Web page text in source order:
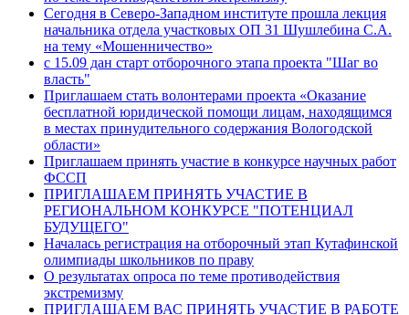
Сегодня в Северо-Западном институте прошла лекция
начальника отдела участковых ОП 31 Шушлебина С.А.
на тему «Мошенничество»
с 15.09 дан старт отборочного этапа проекта "Шаг во
власть"
Приглашаем стать волонтерами проекта «Оказание
бесплатной юридической помощи лицам, находящимся
в местах принудительного содержания Вологодской
области»
Приглашаем принять участие в конкурсе научных работ
ФССП
ПРИГЛАШАЕМ ПРИНЯТЬ УЧАСТИЕ В
РЕГИОНАЛЬНОМ КОНКУРСЕ "ПОТЕНЦИАЛ
БУДУЩЕГО"
Началась регистрация на отборочный этап Кутафинской
олимпиады школьников по праву
О результатах опроса по теме противодействия
экстремизму
ПРИГЛАШАЕМ ВАС ПРИНЯТЬ УЧАСТИЕ В РАБОТЕ